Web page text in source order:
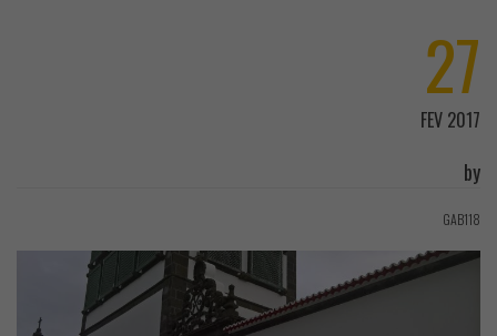
27
FEV 2017
by
GAB118